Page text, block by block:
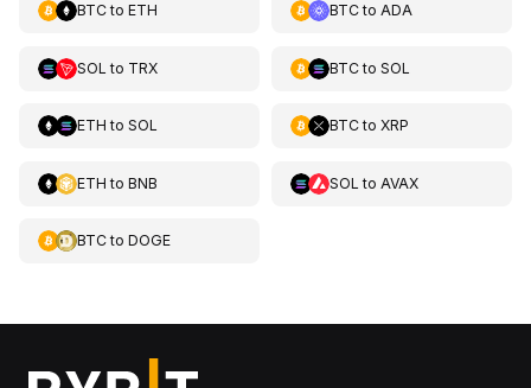
BTCto ETH BTCto ADA
SOL to TRX BTCto SOL
ETH to SOL BTCto XRP
ETH to BNB SOL to AVAX
BTCto DOGE